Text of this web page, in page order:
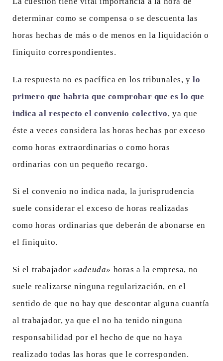
determinar como se compensa o se descuenta las
horas hechas de más o de menos en la liquidación o
finiquito correspondientes.
La respuesta no es pacífica en los tribunales, ylo
primero que habría que comprobar que es lo que
indica al respecto el convenio colectivo, ya que
éste a veces considera las horas hechas por exceso
como horas extraordinarias o como horas
ordinarias con un pequeño recargo.
Si el convenio no indica nada, la jurisprudencia
suele considerar el exceso de horas realizadas
como horas ordinarias que deberán de abonarse en
el finiquito.
Si el trabajador «adeuda» horas a la empresa, no
suele realizarse ninguna regularización, en el
sentido de que no hay que descontar alguna cuantía
al trabajador, ya que el no ha tenido ninguna
responsabilidad por el hecho de que no haya
realizado todas las horas que le corresponden.